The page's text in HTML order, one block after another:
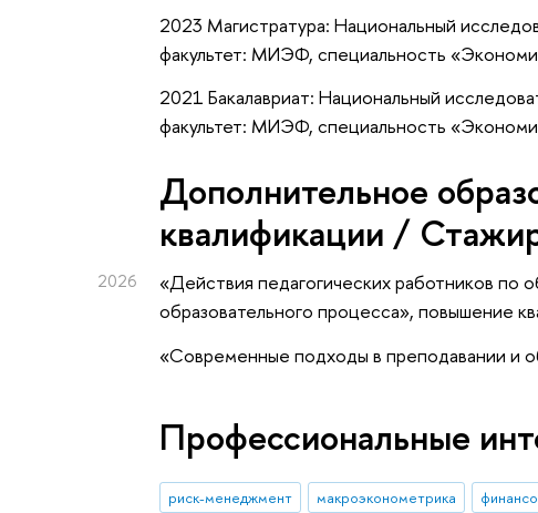
2023 Магистратура: Национальный
факультет: МИЭФ, специальность
2021 Бакалавриат: Национальный
факультет: МИЭФ, специальность
Дополнительное
квалификации /
2026
«Действия педагогических работников по
образовательного процесса», повышение
«Современные подходы в преподавании и
Профессиональные
риск-менеджмент макроэконометрика